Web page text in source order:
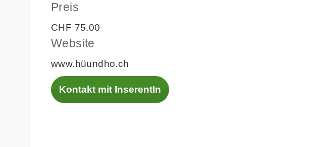
Preis
CHF 75.00
Website
www.hüundho.ch
Kontakt mit InserentIn